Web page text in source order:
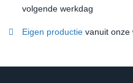
volgende werkdag
Eigen productie vanuit onze